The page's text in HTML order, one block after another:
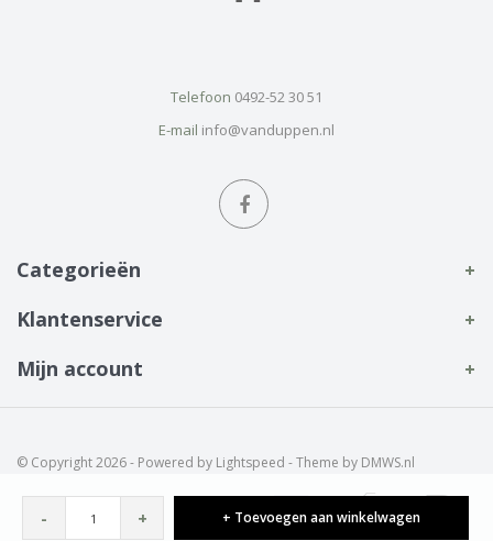
- + + Toevoegen aan winkelwagen
Telefoon 0492-52 30 51
E-mail info@vanduppen.nl
Categorieën
Klantenservice
Mijn account
© Copyright 2026 - Powered by Lightspeed - Theme by DMWS.nl